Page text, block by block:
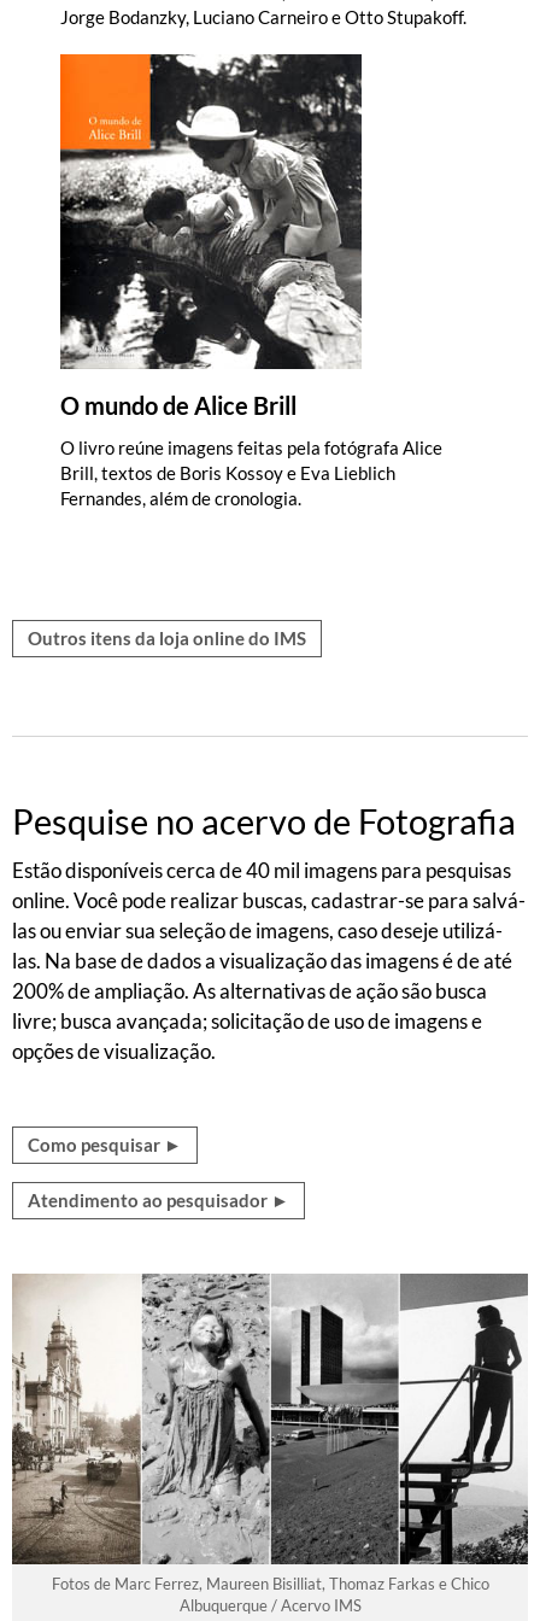
Jorge Bodanzky, Luciano Carneiro e Otto Stupakoff.
O mundo de Alice Brill
O livro reúne imagens feitas pela fotógrafa Alice
Brill, textos de Boris Kossoy e Eva Lieblich
Fernandes, além de cronologia.
Outros itens da loja online do IMS
Pesquise no acervo de Fotografia
Estão disponíveis cerca de 40 mil imagens para pesquisas
online. Você pode realizar buscas, cadastrar-se para salvá-
las ou enviar sua seleção de imagens, caso deseje utilizá-
las. Na base de dados a visualização das imagens é de até
200% de ampliação. As alternativas de ação são busca
livre; busca avançada; solicitação de uso de imagens e
opções de visualização.
Como pesquisar ►
Atendimento ao pesquisador ►
Fotos de Marc Ferrez, Maureen Bisilliat, Thomaz Farkas e Chico
Albuquerque / Acervo IMS